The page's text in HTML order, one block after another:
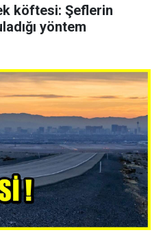
köftesi: Şeflerin
yöntem